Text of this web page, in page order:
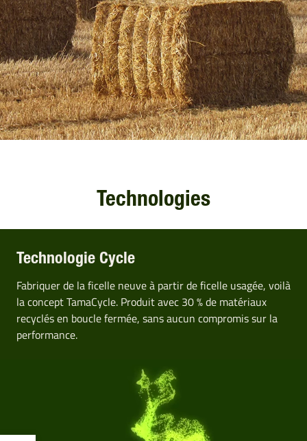
Technologies
Technologie Cycle
Fabriquer de la ficelle neuve à partir de ficelle usagée, voilà
la concept TamaCycle. Produit avec 30 % de matériaux
recyclés en boucle fermée, sans aucun compromis sur la
performance.